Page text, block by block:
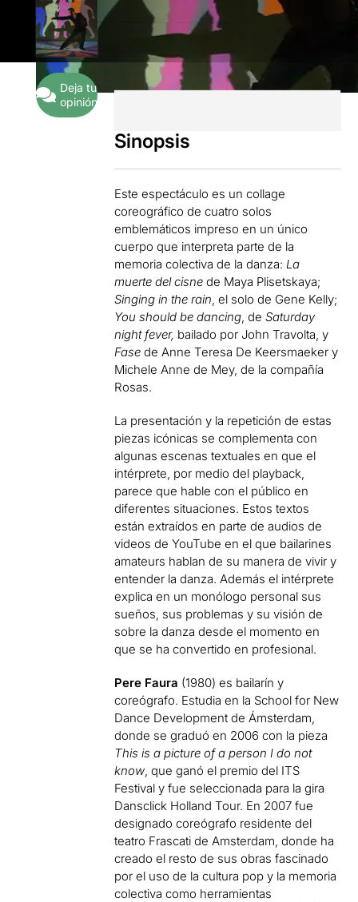
Deja tu
opinión
Sinopsis
Este espectáculo es un collage
coreográfico de cuatro solos
emblemáticos impreso en un único
cuerpo que interpreta parte de la
memoria colectiva de la danza: La
muerte del cisne de Maya Plisetskaya;
Singing in the rain , el solo de Gene Kelly;
You should be dancing , deSaturday
night fever, bailado por John Travolta, y
Fase de Anne Teresa De Keersmaeker y
Michele Anne de Mey, de la compañía
Rosas.
La presentación y la repetición de estas
piezas icónicas se complementa con
algunas escenas textuales en que el
intérprete, por medio del playback,
parece que hable con el público en
diferentes situaciones. Estos textos
están extraídos en parte de audios de
videos de YouTube en el que bailarines
amateurs hablan de su manera de vivir y
entender la danza. Además el intérprete
explica en un monólogo personal sus
sueños, sus problemas y su visión de
sobre la danza desde el momento en
que se ha convertido en profesional.
Pere Faura (1980) es bailarín y
coreógrafo. Estudia en la School for New
Dance Development de Ámsterdam,
donde se graduó en 2006 con la pieza
This is a picture of a person I do not
know , que ganó el premio del ITS
Festival y fue seleccionada para la gira
Dansclick Holland Tour. En 2007 fue
designado coreógrafo residente del
teatro Frascati de Amsterdam, donde ha
creado el resto de sus obras fascinado
por el uso de la cultura pop y la memoria
colectiva como herramientas